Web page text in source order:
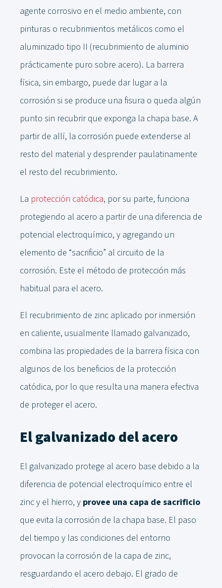
agente corrosivo en el medio ambiente, con
pinturas o recubrimientos metálicos como el
aluminizado tipo II (recubrimiento de aluminio
prácticamente puro sobre acero). La barrera
física, sin embargo, puede dar lugar a la
corrosión si se produce una fisura o queda algún
punto sin recubrir que exponga la chapa base. A
partir de allí, la corrosión puede extenderse al
resto del material y desprender paulatinamente
el resto del recubrimiento.
La protección catódica, por su parte, funciona
protegiendo al acero a partir de una diferencia de
potencial electroquímico, y agregando un
elemento de “sacrificio” al circuito de la
corrosión. Este el método de protección más
habitual para el acero.
El recubrimiento de zinc aplicado por inmersión
en caliente, usualmente llamado galvanizado,
combina las propiedades de la barrera física con
algunos de los beneficios de la protección
catódica, por lo que resulta una manera efectiva
de proteger el acero.
El galvanizado del acero
El galvanizado protege al acero base debido a la
diferencia de potencial electroquímico entre el
zinc y el hierro, y provee una capa de sacrificio
que evita la corrosión de la chapa base. El paso
del tiempo y las condiciones del entorno
provocan la corrosión de la capa de zinc,
resguardando el acero debajo. El grado de